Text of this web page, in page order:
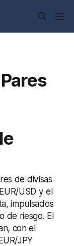
de divisas
USD y el
impulsados
de riesgo. El
con el
JPY